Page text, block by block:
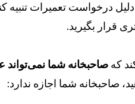
درخواست تعمیرات تنبیه
قرار بگیرید.
که صاحبخانه شما نمی‌تواند
صاحبخانه شما اجازه ندارد: